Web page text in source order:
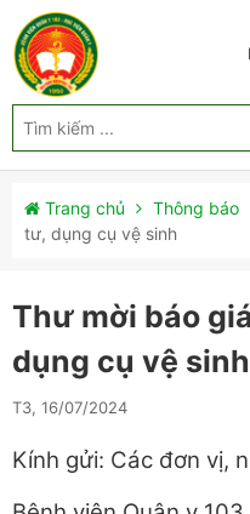
Trang chủ Thông báo
tư, dụng cụ vệ sinh
Thư mời báo
dụng cụ vệ sinh
T3, 16/07/2024
Kính gửi: Các đơn vị,